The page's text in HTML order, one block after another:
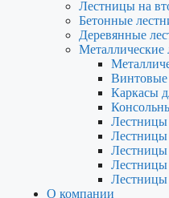
Лестницы на
Бетонные
Деревянные
Металлические
Каркасы
Лестницы
Лестницы
Лестницы
Лестницы
Лестницы
О компании